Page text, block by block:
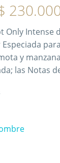
Only Intense
y
las Notas